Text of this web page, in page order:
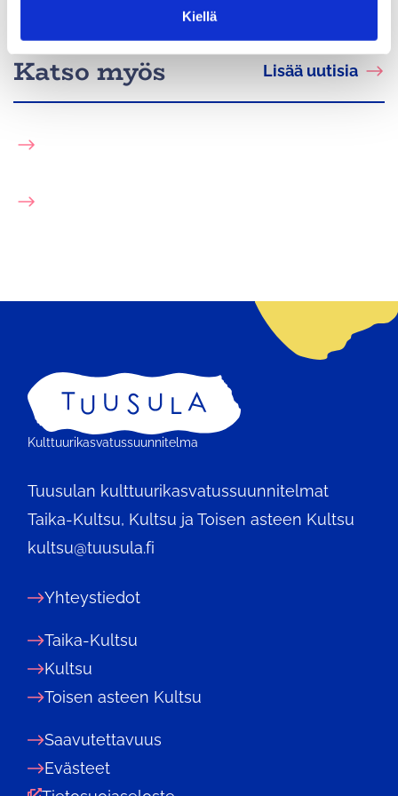
Kiellä
uudelle
välilehdelle
Katso myös Lisää uutisia
Etusivu
Kulttuurikasvatussuunnitelma
Tuusulan kulttuurikasvatussuunnitelmat
Taika-Kultsu, Kultsu ja Toisen asteen Kultsu
kultsu@tuusula.fi
Yhteystiedot
Taika-Kultsu
Kultsu
Toisen asteen Kultsu
Saavutettavuus
Evästeet